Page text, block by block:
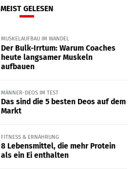
MEIST GELESEN
MUSKELAUFBAU IM WANDEL
Der Bulk-Irrtum: Warum Coaches
heute langsamer Muskeln
aufbauen
MÄNNER-DEOS IM TEST
Das sind die 5 besten Deos auf dem
Markt
FITNESS & ERNÄHRUNG
8 Lebensmittel, die mehr Protein
als ein Ei enthalten